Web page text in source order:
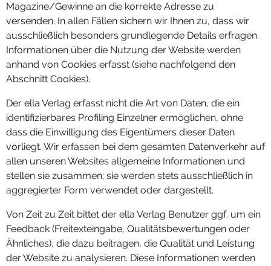
Magazine/Gewinne an die korrekte Adresse zu
versenden. In allen Fällen sichern wir Ihnen zu, dass wir
ausschließlich besonders grundlegende Details erfragen.
Informationen über die Nutzung der Website werden
anhand von Cookies erfasst (siehe nachfolgend den
Abschnitt Cookies).
Der ella Verlag erfasst nicht die Art von Daten, die ein
identifizierbares Profiling Einzelner ermöglichen, ohne
dass die Einwilligung des Eigentümers dieser Daten
vorliegt. Wir erfassen bei dem gesamten Datenverkehr auf
allen unseren Websites allgemeine Informationen und
stellen sie zusammen; sie werden stets ausschließlich in
aggregierter Form verwendet oder dargestellt.
Von Zeit zu Zeit bittet der ella Verlag Benutzer ggf. um ein
Feedback (Freitexteingabe, Qualitätsbewertungen oder
Ähnliches), die dazu beitragen, die Qualität und Leistung
der Website zu analysieren. Diese Informationen werden